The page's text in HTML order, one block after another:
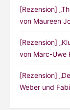
[Rezension]
von Maureen
[Rezension]
von Marc-Uwe
[Rezension]
Weber und